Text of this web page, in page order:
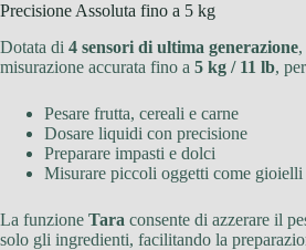
Precisione Assoluta fino a 5 kg
Dotata di 4 sensori di ultima generazione
misurazione accurata fino a 5 kg / 11 lb,
Pesare frutta, cereali e carne
Dosare liquidi con precisione
Preparare impasti e dolci
Misurare piccoli oggetti come gioielli
La funzione Tara consente di azzerare il
solo gli ingredienti, facilitando la